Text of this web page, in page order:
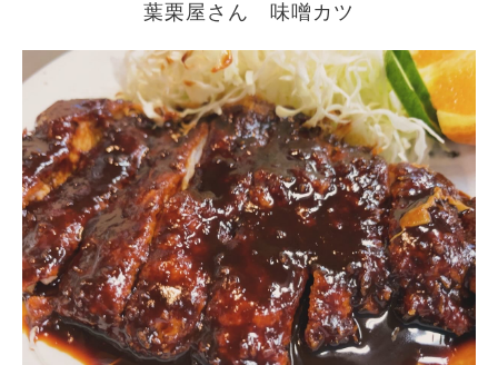
葉栗屋さん 味噌カツ